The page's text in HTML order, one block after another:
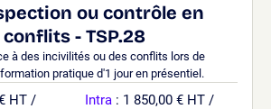
ou contrôle en
- TSP.28
à des incivilités ou des conflits lors de
pratique d'1 jour en présentiel.
HT /
Intra : 1 850,00 € HT /